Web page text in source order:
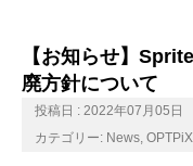
【お知らせ】
廃方針について
投稿日 : 2022年07月05日
カテゴリー: News